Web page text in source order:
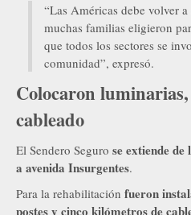
“Las Américas debe volver
muchas familias eligieron
que todos los sectores se
comunidad”, expresó.
Colocaron
cableado
El Sendero Seguro se extiende
a avenida Insurgentes.
Para la rehabilitación fueron
postes y cinco kilómetros de